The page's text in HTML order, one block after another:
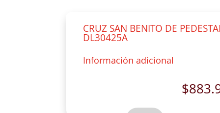
CRUZ SAN BENITO DE
DL30425A
Información adicional
$